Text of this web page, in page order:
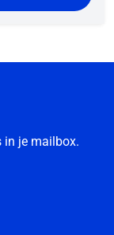
in je mailbox.